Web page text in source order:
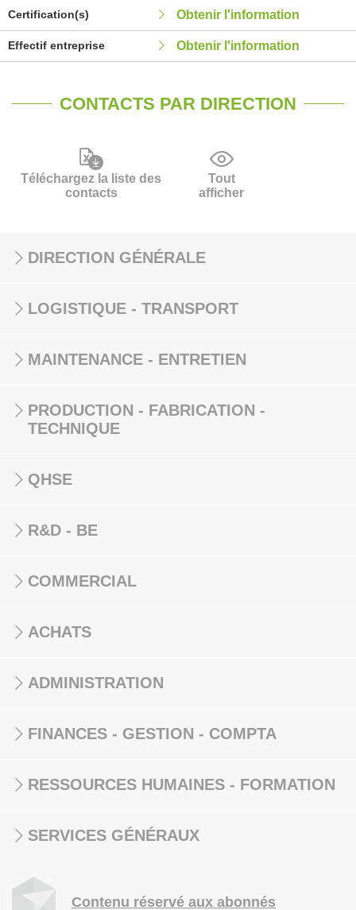
Certification(s) Obtenir l'information
Effectif entreprise Obtenir l'information
CONTACTS PAR DIRECTION
Téléchargez la liste des
contacts
Tout
afficher
DIRECTION GÉNÉRALE
LOGISTIQUE - TRANSPORT
MAINTENANCE - ENTRETIEN
PRODUCTION - FABRICATION -
TECHNIQUE
QHSE
R&D - BE
COMMERCIAL
ACHATS
ADMINISTRATION
FINANCES - GESTION - COMPTA
RESSOURCES HUMAINES - FORMATION
SERVICES GÉNÉRAUX
Contenu réservé aux abonnés